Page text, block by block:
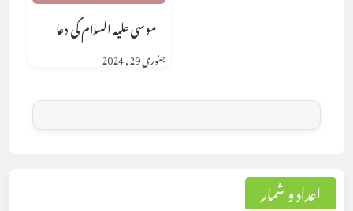
موسی علیہ السلام کی دعا
جنوری 29, 2024
اعداد و شمار